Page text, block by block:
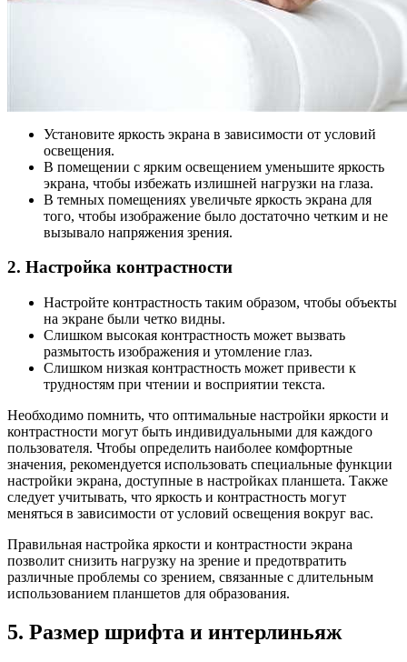
Установите яркость экрана в зависимости от условий
освещения.
В помещении с ярким освещением уменьшите яркость
экрана, чтобы избежать излишней нагрузки на глаза.
В темных помещениях увеличьте яркость экрана для
того, чтобы изображение было достаточно четким и не
вызывало напряжения зрения.
2. Настройка контрастности
Настройте контрастность таким образом, чтобы объекты
на экране были четко видны.
Слишком высокая контрастность может вызвать
размытость изображения и утомление глаз.
Слишком низкая контрастность может привести к
трудностям при чтении и восприятии текста.
Необходимо помнить, что оптимальные настройки яркости и
контрастности могут быть индивидуальными для каждого
пользователя. Чтобы определить наиболее комфортные
значения, рекомендуется использовать специальные функции
настройки экрана, доступные в настройках планшета. Также
следует учитывать, что яркость и контрастность могут
меняться в зависимости от условий освещения вокруг вас.
Правильная настройка яркости и контрастности экрана
позволит снизить нагрузку на зрение и предотвратить
различные проблемы со зрением, связанные с длительным
использованием планшетов для образования.
5. Размер шрифта и интерлиньяж